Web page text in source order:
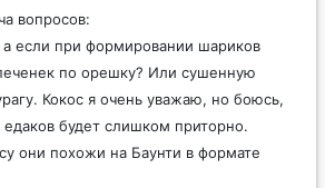
вопросов:
а если при формировании шариков
по орешку? Или сушенную
Кокос я очень уважаю, но боюсь,
едаков будет слишком приторно.
они похожи на Баунти в формате